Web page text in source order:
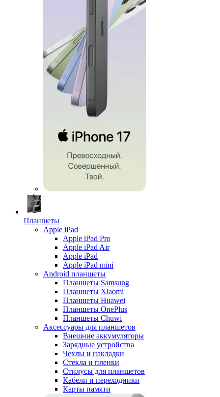
Планшеты
Apple iPad
Apple iPad Pro
Apple iPad Air
Apple iPad
Apple iPad mini
Android планшеты
Планшеты Samsung
Планшеты Xiaomi
Планшеты Huawei
Планшеты OnePlus
Планшеты Chuwi
Аксессуары для планшетов
Внешние аккумуляторы
Зарядные устройства
Чехлы и накладки
Стекла и пленки
Стилусы для планшетов
Кабели и переходники
Карты памяти